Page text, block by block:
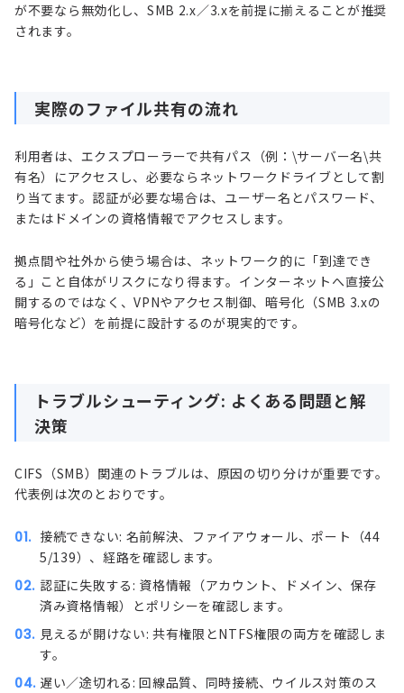
が不要なら無効化し、SMB 2.x／3.xを前提に揃えることが推奨
されます。
実際のファイル共有の流れ
利用者は、エクスプローラーで共有パス（例： \サーバー名\共
有名）にアクセスし、必要ならネットワークドライブとして割
り当てます。認証が必要な場合は、ユーザー名とパスワード、
またはドメインの資格情報でアクセスします。
拠点間や社外から使う場合は、ネットワーク的に「到達でき
る」こと自体がリスクになり得ます。インターネットへ直接公
開するのではなく、VPNやアクセス制御、暗号化（SMB 3.xの
暗号化など）を前提に設計するのが現実的です。
トラブルシューティング: よくある問題と解
決策
CIFS（SMB）関連のトラブルは、原因の切り分けが重要です。
代表例は次のとおりです。
接続できない: 名前解決、ファイアウォール、ポート（44
5/139）、経路を確認します。
認証に失敗する: 資格情報（アカウント、ドメイン、保存
済み資格情報）とポリシーを確認します。
見えるが開けない: 共有権限とNTFS権限の両方を確認しま
す。
遅い／途切れる: 回線品質、同時接続、ウイルス対策のス